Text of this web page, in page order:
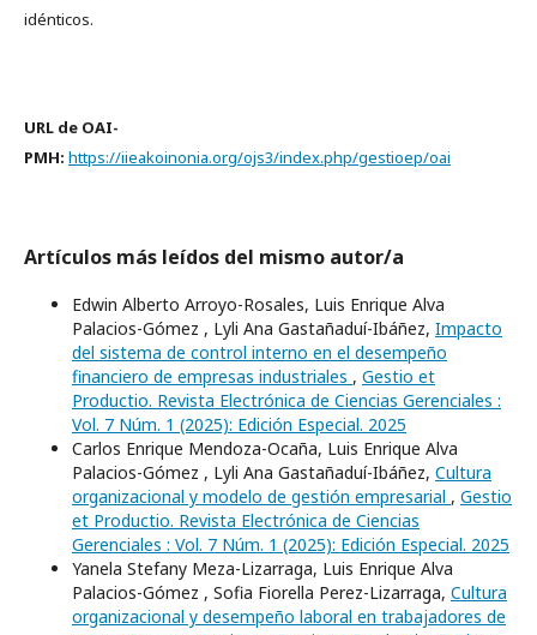
idénticos.
URL de OAI-
PMH: https://iieakoinonia.org/ojs3/index.php/gestioep/oai
Artículos más leídos del mismo autor/a
Edwin Alberto Arroyo-Rosales, Luis Enrique Alva
Palacios-Gómez , Lyli Ana Gastañaduí-Ibáñez, Impacto
del sistema de control interno en el desempeño
financiero de empresas industriales , Gestio et
Productio. Revista Electrónica de Ciencias Gerenciales :
Vol. 7 Núm. 1 (2025): Edición Especial. 2025
Carlos Enrique Mendoza-Ocaña, Luis Enrique Alva
Palacios-Gómez , Lyli Ana Gastañaduí-Ibáñez, Cultura
organizacional y modelo de gestión empresarial , Gestio
et Productio. Revista Electrónica de Ciencias
Gerenciales : Vol. 7 Núm. 1 (2025): Edición Especial. 2025
Yanela Stefany Meza-Lizarraga, Luis Enrique Alva
Palacios-Gómez , Sofia Fiorella Perez-Lizarraga, Cultura
organizacional y desempeño laboral en trabajadores de